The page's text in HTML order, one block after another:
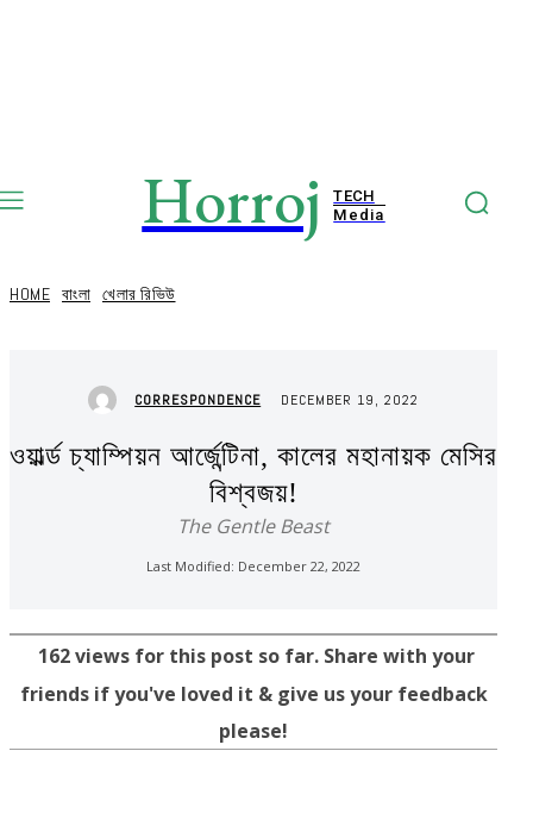
Horroj
TECH
Media
HOME বাংলা খেলার রিভিউ
CORRESPONDENCE DECEMBER 19, 2022
ওয়ার্ল্ড চ্যাম্পিয়ন আর্জেন্টিনা, কালের মহানায়ক মেসির
বিশ্বজয়!
The Gentle Beast
Last Modified: December 22, 2022
162views for this post so far. Share with your
friends if you've loved it & give us your feedback
please!